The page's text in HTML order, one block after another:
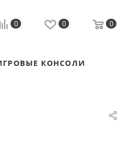
0 0 0
КОНСОЛИ